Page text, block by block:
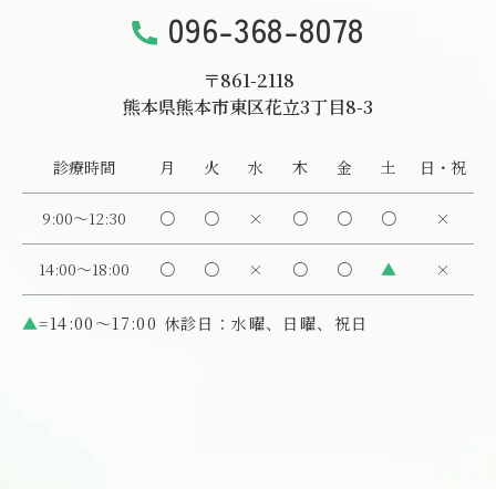
096-368-8078
〒861-2118
熊本県熊本市東区花立3丁目8-3
診療時間 月 火 水 木 金 土 日・祝
9:00～12:30 ○ ○ × ○ ○ ○ ×
14:00～18:00 ○ ○ × ○ ○ ▲ ×
▲=14:00〜17:00 休診日：水曜、日曜、祝日